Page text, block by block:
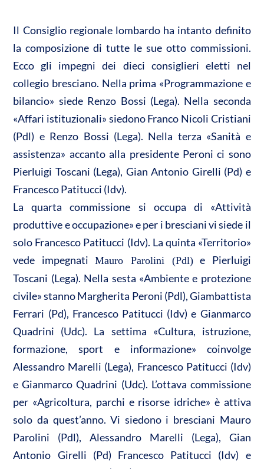
p k
vi
di
Il Consiglio regionale lombardo ha intanto definito
la composizione di tutte le sue otto commissioni.
Ecco gli impegni dei dieci consiglieri eletti nel
collegio bresciano. Nella prima «Programmazione e
bilancio» siede Renzo Bossi (Lega). Nella seconda
«Affari istituzionali» siedono Franco Nicoli Cristiani
(Pdl) e Renzo Bossi (Lega). Nella terza «Sanità e
assistenza» accanto alla presidente Peroni ci sono
Pierluigi Toscani (Lega), Gian Antonio Girelli (Pd) e
Francesco Patitucci (Idv).
La quarta commissione si occupa di «Attività
produttive e occupazione» e per i bresciani vi siede il
solo Francesco Patitucci (Idv). La quinta «Territorio»
vede impegnati Mauro Parolini (Pdl) e Pierluigi
Toscani (Lega). Nella sesta «Ambiente e protezione
civile» stanno Margherita Peroni (Pdl), Giambattista
Ferrari (Pd), Francesco Patitucci (Idv) e Gianmarco
Quadrini (Udc). La settima «Cultura, istruzione,
formazione, sport e informazione» coinvolge
Alessandro Marelli (Lega), Francesco Patitucci (Idv)
e Gianmarco Quadrini (Udc). L’ottava commissione
per «Agricoltura, parchi e risorse idriche» è attiva
solo da quest’anno. Vi siedono i bresciani Mauro
Parolini (Pdl), Alessandro Marelli (Lega), Gian
Antonio Girelli (Pd) Francesco Patitucci (Idv) e